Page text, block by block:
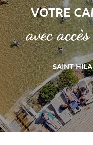
VOTRE
avec
SAINT